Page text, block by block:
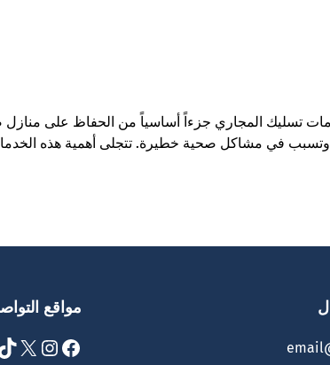
تسليك المجاري جزءاً أساسياً من الحفاظ على منازل
وتسبب في مشاكل صحية خطيرة. تتجلى أهمية هذه
مواقع
Facebook
Instagram
X
TikTok